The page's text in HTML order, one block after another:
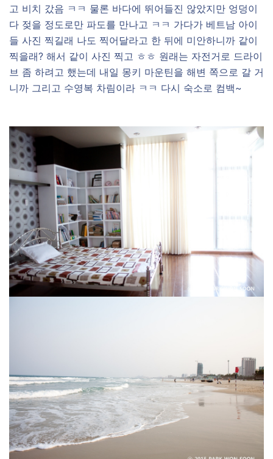
고 비치 갔음 ㅋㅋ 물론 바다에 뛰어들진 않았지만 엉덩이
다 젖을 정도로만 파도를 만나고 ㅋㅋ 가다가 베트남 아이
들 사진 찍길래 나도 찍어달라고 한 뒤에 미안하니까 같이
찍을래? 해서 같이 사진 찍고 ㅎㅎ 원래는 자전거로 드라이
브 좀 하려고 했는데 내일 몽키 마운틴을 해변 쪽으로 갈 거
니까 그리고 수영복 차림이라 ㅋㅋ 다시 숙소로 컴백~